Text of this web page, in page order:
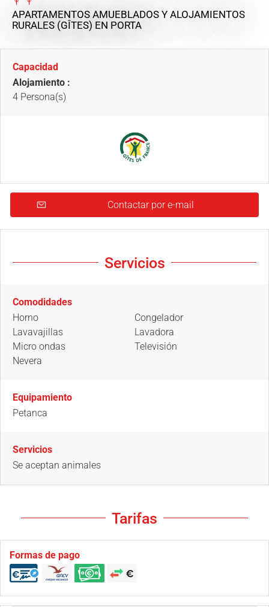
APARTAMENTOS AMUEBLADOS Y ALOJAMIENTOS
RURALES (GÎTES) EN PORTA
Capacidad
Alojamiento :
4 Persona(s)
Contactar por e-mail
Servicios
Comodidades
Horno
Lavavajillas
Micro ondas
Nevera
Congelador
Lavadora
Televisión
Equipamiento
Petanca
Servicios
Se aceptan animales
Tarifas
Formas de pago